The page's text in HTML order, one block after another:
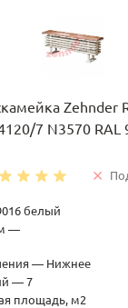
Zehnder
7 N3570 RAL
белый
—
— Нижнее
— 7
площадь, м2